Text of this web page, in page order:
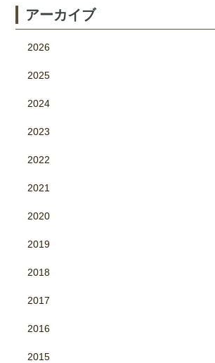
アーカイブ
2026
2025
2024
2023
2022
2021
2020
2019
2018
2017
2016
2015